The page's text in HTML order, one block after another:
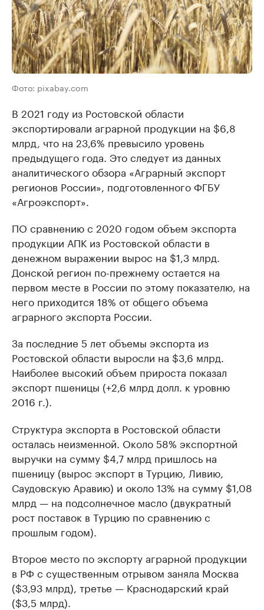
Фото: pixabay.com
В 2021 году из Ростовской области
экспортировали аграрной продукции на $6,8
млрд, что на 23,6% превысило уровень
предыдущего года. Это следует из данных
аналитического обзора «Аграрный экспорт
регионов России», подготовленного ФГБУ
«Агроэкспорт».
ПО сравнению с 2020 годом объем экспорта
продукции АПК из Ростовской области в
денежном выражении вырос на $1,3 млрд.
Донской регион по-прежнему остается на
первом месте в России по этому показателю, на
него приходится 18% от общего объема
аграрного экспорта России.
За последние 5 лет объемы экспорта из
Ростовской области выросли на $3,6 млрд.
Наиболее высокий объем прироста показал
экспорт пшеницы (+2,6 млрд долл. к уровню
2016 г.).
Структура экспорта в Ростовской области
осталась неизменной. Около 58% экспортной
выручки на сумму $4,7 млрд пришлось на
пшеницу (вырос экспорт в Турцию, Ливию,
Саудовскую Аравию) и около 13% на сумму $1,08
млрд — на подсолнечное масло (двукратный
рост поставок в Турцию по сравнению с
прошлым годом).
Второе место по экспорту аграрной продукции
в РФ с существенным отрывом заняла Москва
($3,93 млрд), третье — Краснодарский край
($3,5 млрд).